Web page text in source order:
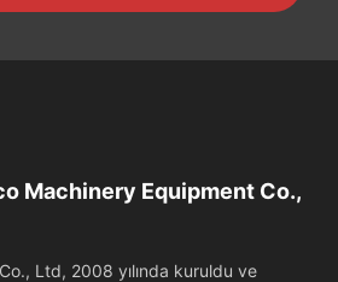
Machinery Equipment Co.,
Ltd, 2008 yılında kuruldu ve